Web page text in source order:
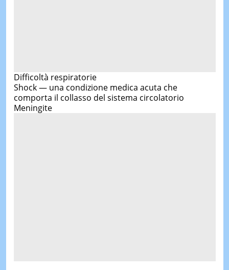
Difficoltà respiratorie
Shock — una condizione medica acuta che
comporta il collasso del sistema circolatorio
Meningite